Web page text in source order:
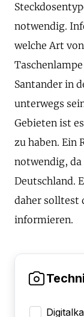
notwendig.
welche Art
Santander in
unterwegs
Gebieten ist
zu haben. Ein
notwendig, da
Deutschland.
daher solltest
informieren.